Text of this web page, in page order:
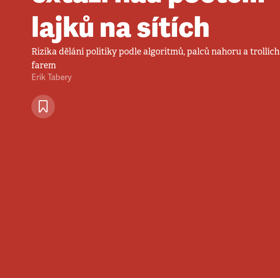
lajků na sítích
Rizika dělání politiky podle algoritmů, palců nahoru a trollích
farem
Erik Tabery